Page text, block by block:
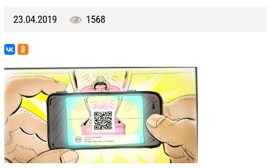
23.04.2019 1568